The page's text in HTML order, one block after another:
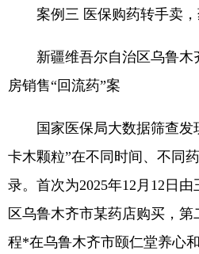
案例三 医保购药转手卖，
新疆维吾尔自治区乌鲁木
房销售“回流药”案
国家医保局大数据筛查发
卡木颗粒”在不同时间、不同
录。首次为2025年12月12日
区乌鲁木齐市某药店购买，第
程*在乌鲁木齐市颐仁堂养心